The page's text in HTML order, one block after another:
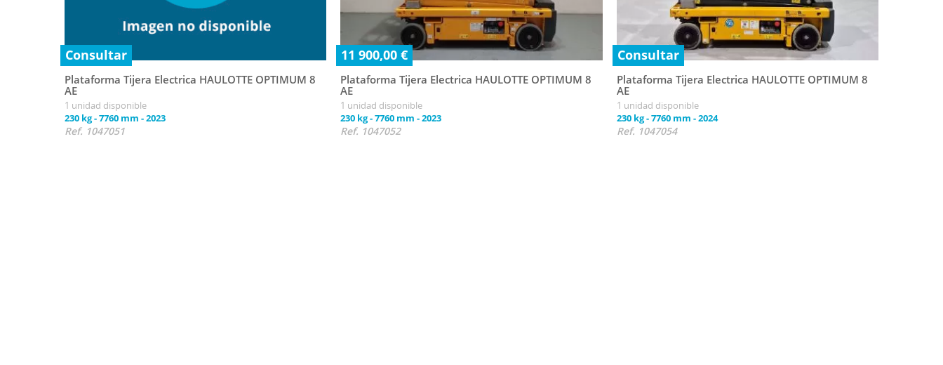
Consultar
Plataforma Tijera Electrica HAULOTTE OPTIMUM 8
AE
1 unidad disponible
230 kg-7760 mm -2023
Ref. 1047051
11 900,00 €
Plataforma Tijera Electrica HAULOTTE OPTIMUM 8
AE
1 unidad disponible
230 kg-7760 mm -2023
Ref. 1047052
Consultar
Plataforma Tijera Electrica HAULOTTE OPTIMUM 8
AE
1 unidad disponible
230 kg-7760 mm -2024
Ref. 1047054